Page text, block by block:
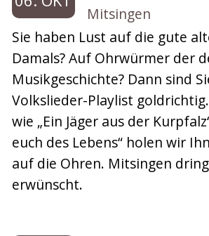
Mitsingen
Sie haben Lust auf die gute
Damals? Auf Ohrwürmer der
Musikgeschichte? Dann sind
Volkslieder-Playlist
wie „Ein Jäger aus der
euch des Lebens“ holen wir
auf die Ohren. Mitsingen
erwünscht.